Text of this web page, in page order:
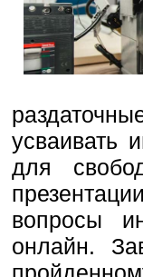
усваивать
для
вопросы
онлайн.